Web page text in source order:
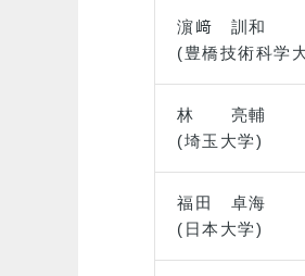
濵﨑 訓和
(豊橋技術科学
林 亮輔
(埼玉大学)
福田 卓海
(日本大学)